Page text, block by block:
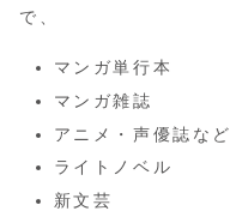
で、
マンガ単行本
マンガ雑誌
アニメ・声優誌など
ライトノベル
新文芸